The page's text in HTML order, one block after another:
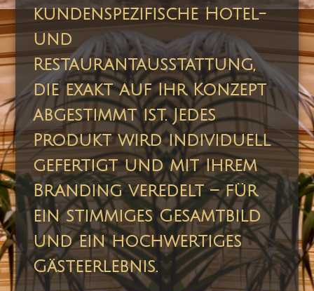
kundenspezifische Hotel-
und
Restaurantausstattung,
die exakt auf Ihr Konzept
abgestimmt ist. Jedes
Produkt wird individuell
gefertigt und mit Ihrem
Branding veredelt – für
ein stimmiges Gesamtbild
und ein hochwertiges
Gästeerlebnis.